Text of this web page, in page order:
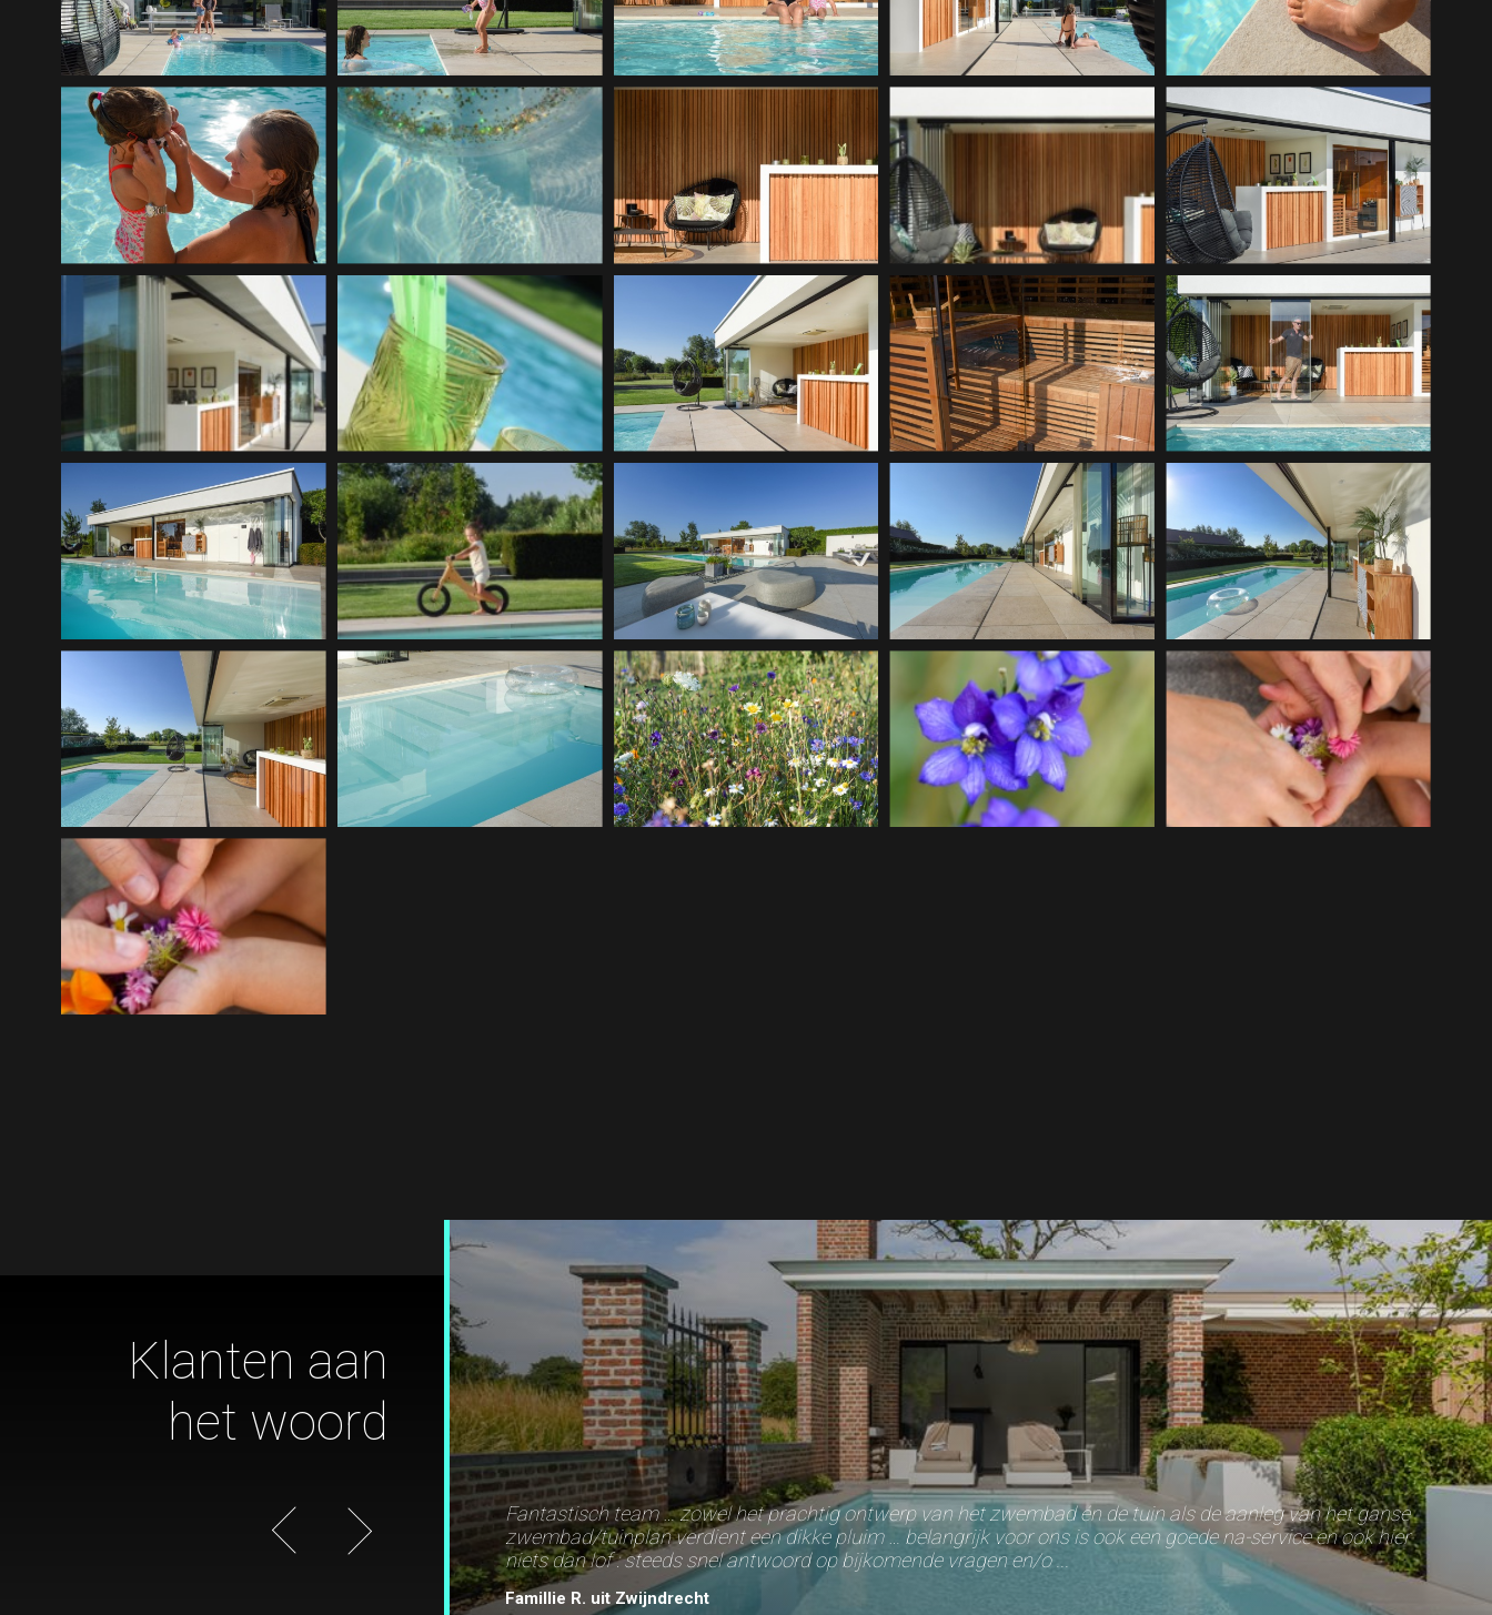
Famillie R. uit Zwijndrecht
Fantastisch team … zowel het prachtig ontwerp van het zwembad én de tuin als de aanleg van het ganse
zwembad/tuinplan verdient een dikke pluim … belangrijk voor ons is ook een goede na-service en ook hier
niets dan lof : steeds snel antwoord op bijkomende vragen en/o ...